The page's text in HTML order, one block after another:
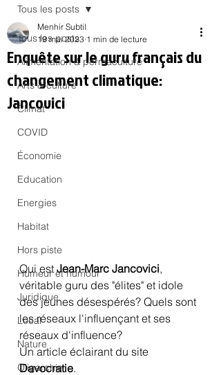
Tous les posts
Alimentation & permaculture
Arts & culture
Climat
COVID
Économie
Education
Energies
Habitat
Hors piste
Humeur et humour
Juridique
Local
Nature
Oligarchie
Tous les posts
Enquête sur le guru français du
changement climatique:
Jancovici
Menhir Subtil
19 mai 2023 1 min de lecture
Qui est Jean-Marc Jancovici,
véritable guru des "élites" et idole
des jeunes désespérés? Quels sont
les réseaux l'influençant et ses
réseaux d'influence?
Un article éclairant du site
Davocratie.